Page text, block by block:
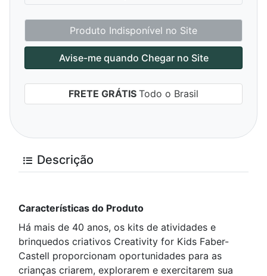
Produto Indisponível no Site
Avise-me quando Chegar no Site
FRETE GRÁTIS Todo o Brasil
Descrição
Características do Produto
Há mais de 40 anos, os kits de atividades e
brinquedos criativos Creativity for Kids Faber-
Castell proporcionam oportunidades para as
crianças criarem, explorarem e exercitarem sua